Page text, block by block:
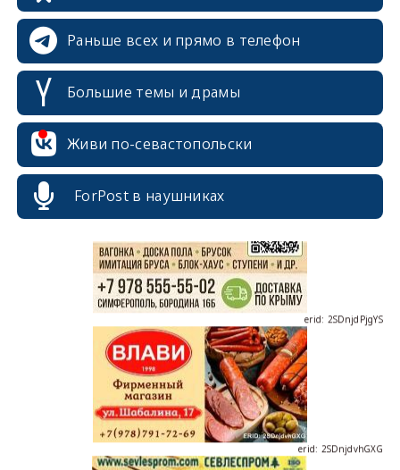
Раньше всех и прямо в телефон
Большие темы и драмы
Живи по-севастопольски
ForPost в наушниках
erid: 2SDnjcrDNw6
erid: 2SDnjdPjgYS
erid: 2SDnjdvhGXG